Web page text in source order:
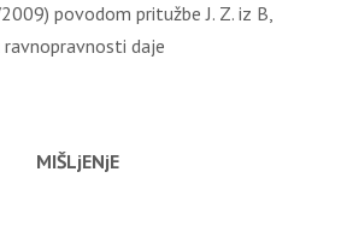
2009) povodom pritužbe J. Z. iz B,
daje
MIŠLjENjE